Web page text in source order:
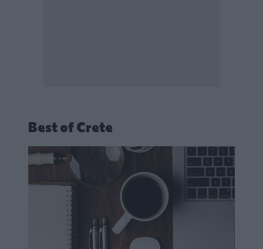
Best of Crete